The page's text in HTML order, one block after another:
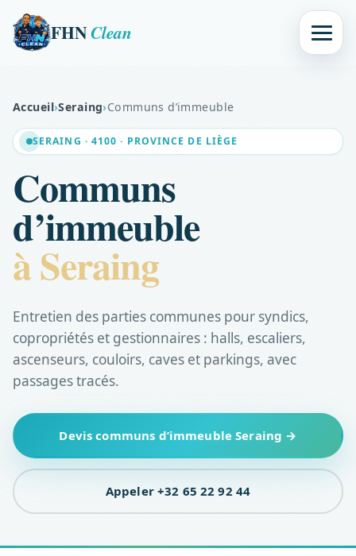
FHNClean
Accueil›Seraing›Communs d’immeuble
SERAING · 4100 · PROVINCE DE LIÈGE
Communs
d’immeuble
à Seraing
Entretien des parties communes pour syndics,
copropriétés et gestionnaires : halls, escaliers,
ascenseurs, couloirs, caves et parkings, avec
passages tracés.
Devis communs d’immeuble Seraing →
Appeler +32 65 22 92 44